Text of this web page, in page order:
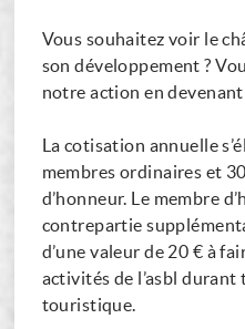
Vous souhaitez voir le
son développement ?
notre action en devenant
La cotisation annuelle
membres ordinaires et
d’honneur. Le membre
contrepartie
d’une valeur de 20 € à
activités de l’asbl durant
touristique.